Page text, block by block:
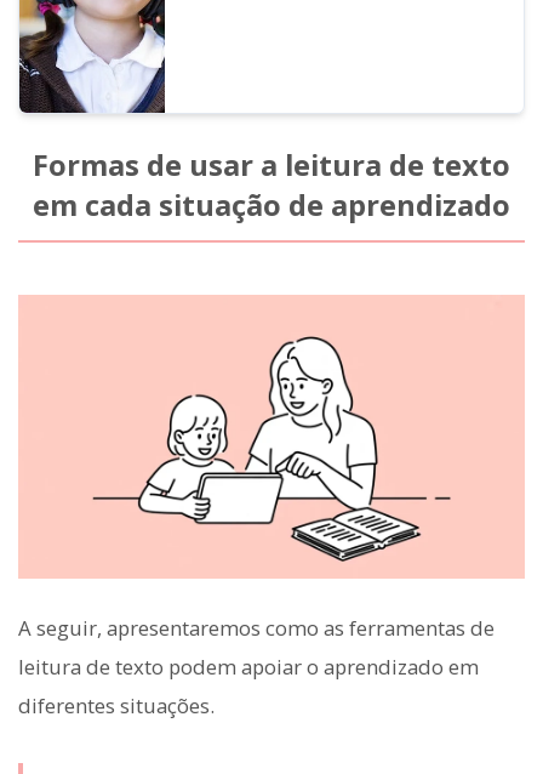
Formas de usar a leitura de texto
em cada situação de aprendizado
A seguir, apresentaremos como as ferramentas de
leitura de texto podem apoiar o aprendizado em
diferentes situações.